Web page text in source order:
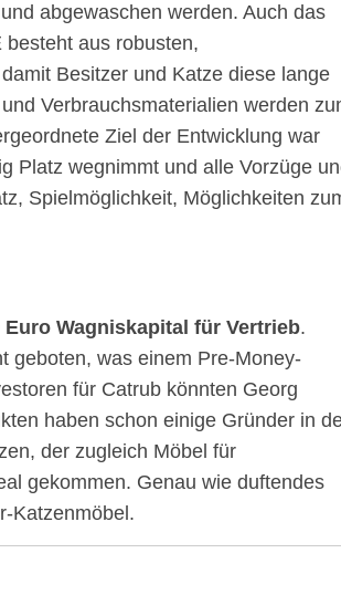
abgewaschen werden. Auch das
aus robusten,
Besitzer und Katze diese lange
Verbrauchsmaterialien werden
Ziel der Entwicklung war
Platz wegnimmt und alle Vorzüge
Spielmöglichkeit, Möglichkeiten
Euro Wagniskapital für Vertrieb.
geboten, was einem Pre-Money-
für Catrub könnten Georg
haben schon einige Gründer in
der zugleich Möbel für
gekommen. Genau wie duftendes
Katzenmöbel.